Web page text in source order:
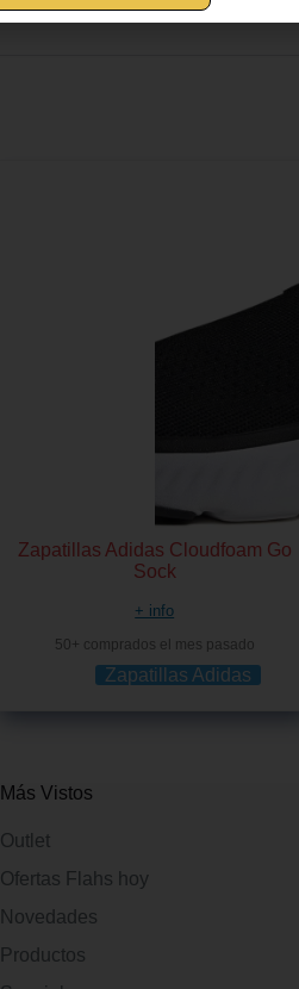
Zapatillas Adidas Cloudfoam Go
Sock
+ info
50+ comprados el mes pasado
Zapatillas Adidas
Más Vistos
Outlet
Ofertas Flahs hoy
Novedades
Productos